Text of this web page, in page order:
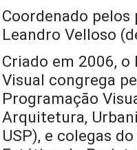
Coordenado
Leandro Velloso
Criado em 2006,
Visual congrega
Programação
Arquitetura,
USP), e colegas